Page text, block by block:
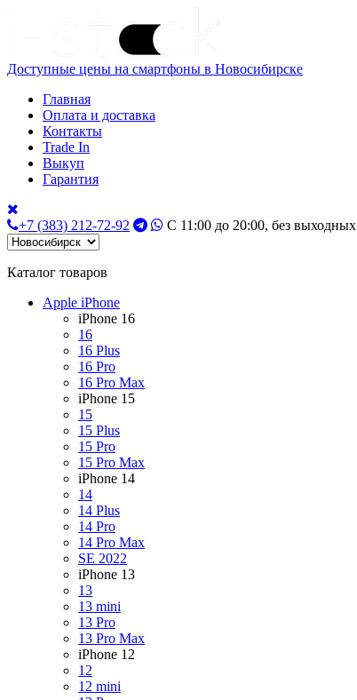
Доступные цены на смартфоны в Новосибирске
Главная
Оплата и доставка
Контакты
Trade In
Выкуп
Гарантия
+7 (383) 212-72-92 С 11:00 до 20:00, без выходных
Каталог товаров
Apple iPhone
iPhone 16
16
16 Plus
16 Pro
16 Pro Max
iPhone 15
15
15 Plus
15 Pro
15 Pro Max
iPhone 14
14
14 Plus
14 Pro
14 Pro Max
SE 2022
iPhone 13
13
13 mini
13 Pro
13 Pro Max
iPhone 12
12
12 mini